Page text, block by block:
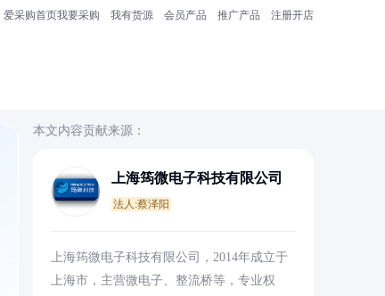
爱采购首页我要采购 我有货源 会员产品 推广产品 注册开店
本文内容贡献来源：
上海筠微电子科技有限公司
法人:蔡泽阳
上海筠微电子科技有限公司，2014年成立于
上海市，主营微电子、整流桥等，专业权